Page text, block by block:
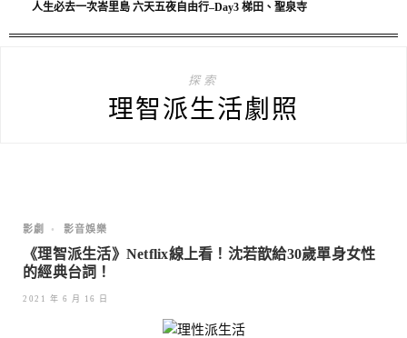
人生必去一次峇里島 六天五夜自由行–Day3 梯田、聖泉寺
探索
理智派生活劇照
影劇 • 影音娛樂
《理智派生活》Netflix線上看！沈若歆給30歲單身女性
的經典台詞！
2021 年 6 月 16 日